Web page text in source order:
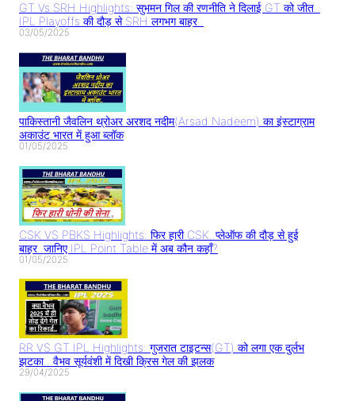
GT Vs SRH Highlights: सुभमन गिल की रणनीति ने दिलाई GT को जीत..
IPL Playoffs की दौड़ से SRH लगभग बाहर..
03/05/2025
पाकिस्तानी जैवलिन थ्रोअर अरशद नदीम(Arsad Nadeem) का इंस्टाग्राम
अकाउंट भारत में हुआ ब्लॉक
01/05/2025
CSK VS PBKS Highlights: फिर हारी CSK..प्लेऑफ की दौड़ से हुई
बाहर..जानिए IPL Point Table में अब कौन कहाँ?
01/05/2025
RR VS GT IPL Highlights: गुजरात टाइटन्स(GT) को लगा एक दुर्लभ
झटका.. वैभव सूर्यवंशी में दिखी क्रिस गेल की झलक
29/04/2025